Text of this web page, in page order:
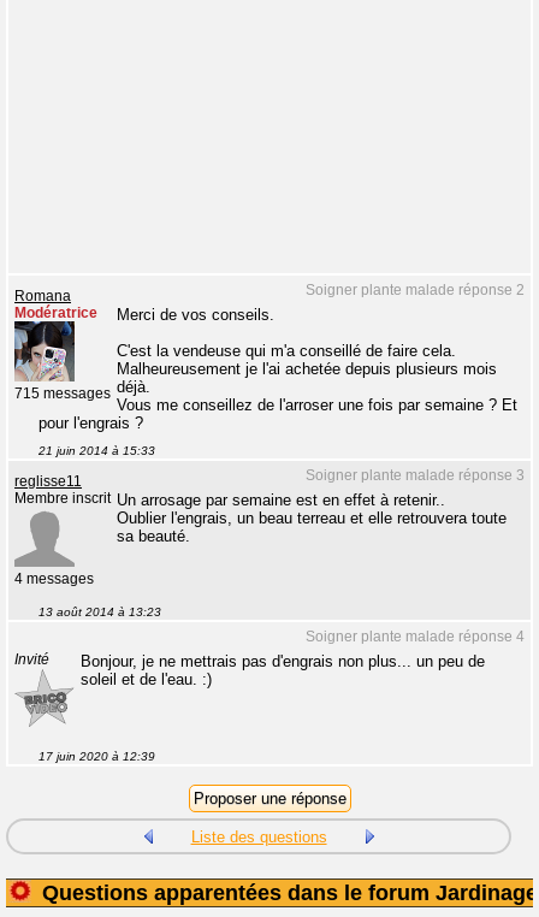
Soigner plante malade réponse 2
Romana
Modératrice
715 messages
Merci de vos conseils.
C'est la vendeuse qui m'a conseillé de faire cela.
Malheureusement je l'ai achetée depuis plusieurs mois
déjà.
Vous me conseillez de l'arroser une fois par semaine ? Et
pour l'engrais ?
21 juin 2014 à 15:33
Soigner plante malade réponse 3
reglisse11
Membre inscrit
4 messages
Un arrosage par semaine est en effet à retenir..
Oublier l'engrais, un beau terreau et elle retrouvera toute
sa beauté.
13 août 2014 à 13:23
Soigner plante malade réponse 4
Invité
Bonjour, je ne mettrais pas d'engrais non plus... un peu de
soleil et de l'eau. :)
17 juin 2020 à 12:39
Liste des questions
Questions apparentées dans le forum Jardinage